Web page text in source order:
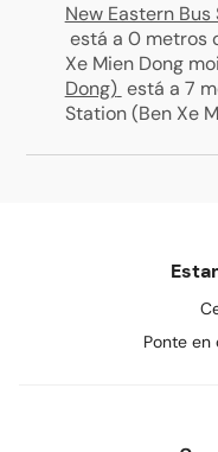
New Eastern
está a 0 metros
Xe Mien Dong
Dong) está a 7
Station (Ben Xe
Ponte